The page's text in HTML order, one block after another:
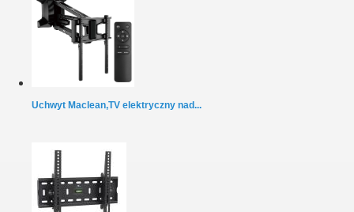
Uchwyt Maclean,TV elektryczny nad...